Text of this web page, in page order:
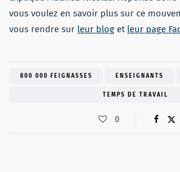
vous voulez en savoir plus sur ce
vous rendre sur leur blog et leur page
800 000 FEIGNASSES ENSEIGNANTS
TEMPS DE TRAVAIL
0